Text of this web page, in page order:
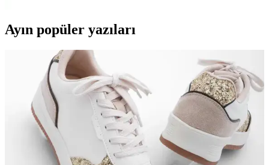
Ayın popüler yazıları